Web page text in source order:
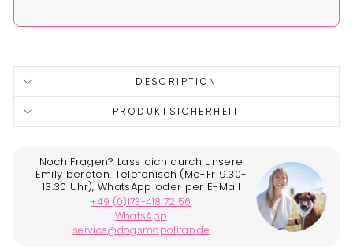
input
DESCRIPTION
PRODUKTSICHERHEIT